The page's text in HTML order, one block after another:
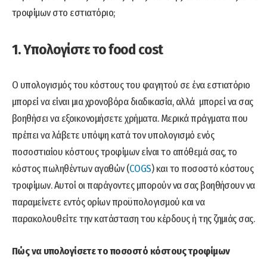
τροφίμων στο εστιατόριο;
1. Υπολογίστε το food cost
Ο υπολογισμός του κόστους του φαγητού σε ένα εστιατόριο
μπορεί να είναι μια χρονοβόρα διαδικασία, αλλά μπορεί να σας
βοηθήσει να εξοικονομήσετε χρήματα. Μερικά πράγματα που
πρέπει να λάβετε υπόψη κατά τον υπολογισμό ενός
ποσοστιαίου κόστους τροφίμων είναι το απόθεμά σας, το
κόστος πωληθέντων αγαθών (COGS) και το ποσοστό κόστους
τροφίμων. Αυτοί οι παράγοντες μπορούν να σας βοηθήσουν να
παραμείνετε εντός ορίων προϋπολογισμού και να
παρακολουθείτε την κατάσταση του κέρδους ή της ζημιάς σας.
Πώς να υπολογίσετε το ποσοστό κόστους τροφίμων